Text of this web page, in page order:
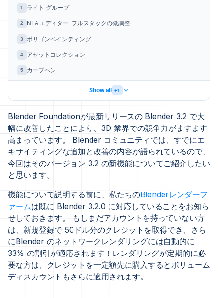
Blender Foundationが最新リリースの Blender 3.2 で大
幅に改善したことにより、3D 業界での競争力がますます
高まっています。 Blender コミュニティでは、すでにエ
キサイティングな追加と改善の内容が語られているので、
今回はそのバージョン 3.2 の新機能についてご紹介したい
と思います。
機能について説明する前に、私たちのBlenderレンダーフ
ァームは既に Blender 3.2.0 に対応していることをお知ら
せしておきます。 もしまだアカウントを持っていない方
は、新規登録で 50ドル分のクレジットを取得でき、さら
にBlender のネットワークレンダリングには自動的に
33% の割引が適応されます！レンダリングが定期的に必
要な方は、クレジットを一定額先に購入するとボリューム
ディスカウントもさらに適用されます。
1 ライト グループ
2 NLA エディター: フルスタックの微調整
3 ポリゴンペインティング
4 アセットコレクション
5 カーブペン
Show all +1